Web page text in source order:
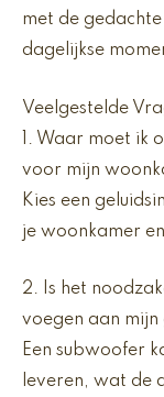
met de
dagelijkse
Veelgestelde
1. Waar moet ik
voor mijn
Kies een
je woonkamer
2. Is het
voegen aan mijn
Een subwoofer
leveren, wat de